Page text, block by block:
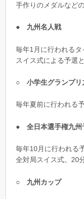
手作りのメダルなど
● 九州名人戦
毎年1月に行われるタ
スイス式による予選
○ 小学生グランプリ
毎年夏前に行われる
● 全日本選手権九州
毎年10月に行われる
全対局スイス式。20
○ 九州カップ